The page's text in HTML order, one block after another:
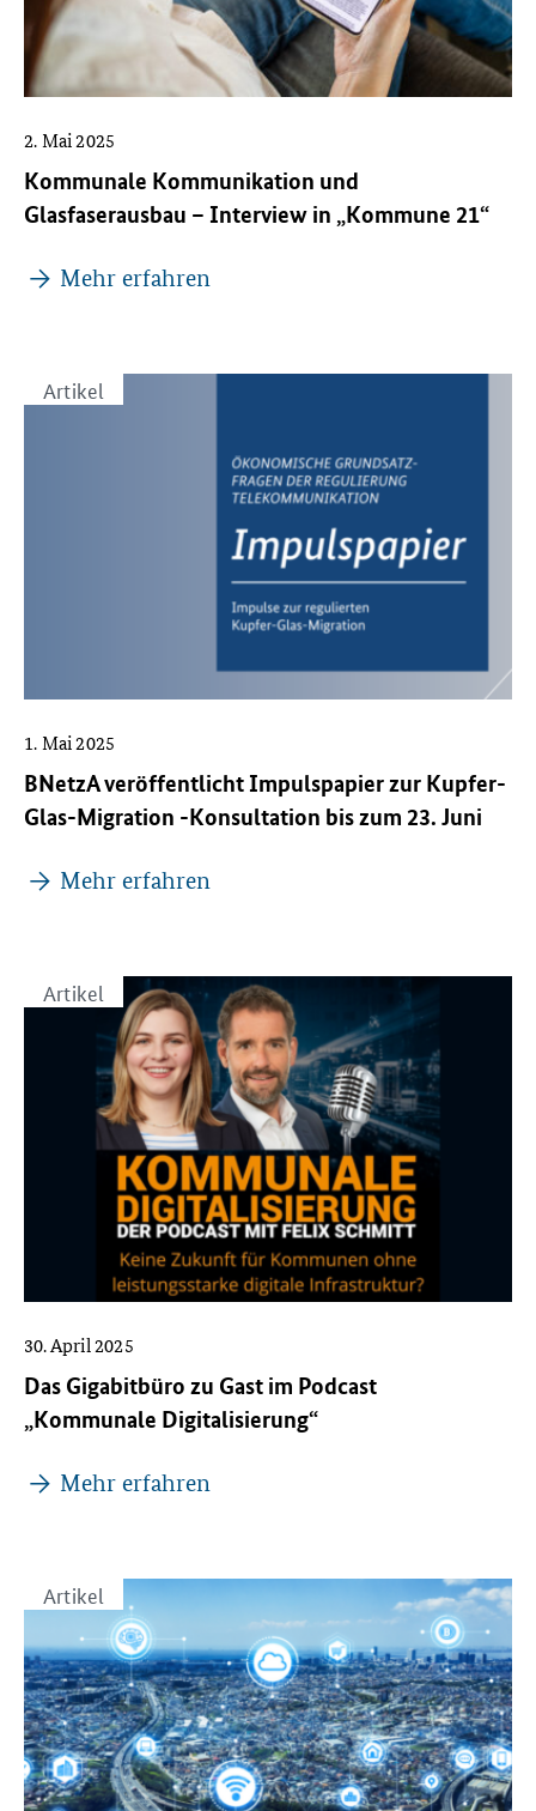
Kommunale Kommunikation und
Glasfaserausbau – Interview in „Kommune 21“
2. Mai 2025
Mehr erfahren
Artikel
BNetzA veröffentlicht Impulspapier zur Kupfer-
Glas-Migration -Konsultation bis zum 23. Juni
1. Mai 2025
Mehr erfahren
Artikel
Das Gigabitbüro zu Gast im Podcast
„Kommunale Digitalisierung“
30. April 2025
Mehr erfahren
Artikel